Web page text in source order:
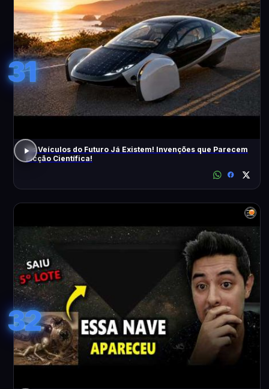
31
Os Veículos do Futuro Já Existem! Invenções que Parecem
Ficção Científica!
32